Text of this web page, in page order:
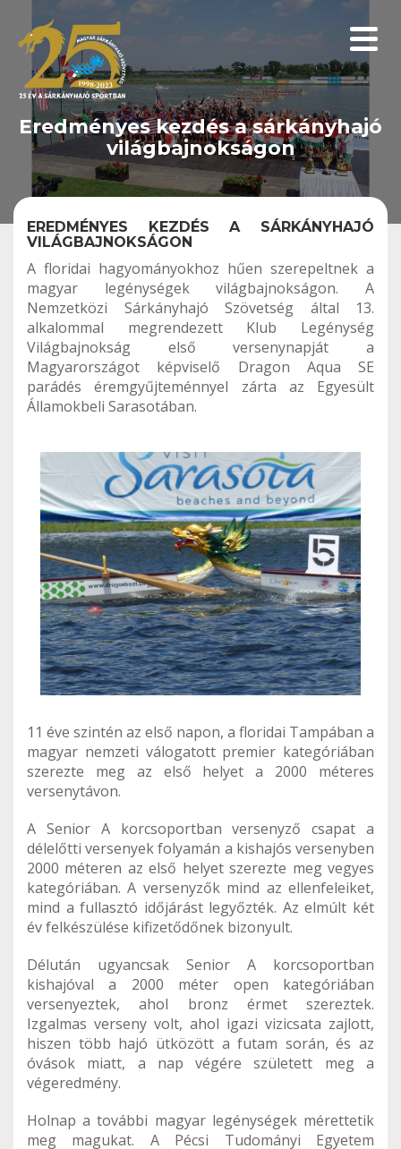
Eredményes kezdés a sárkányhajó
világbajnokságon
EREDMÉNYES KEZDÉS A SÁRKÁNYHAJÓ
VILÁGBAJNOKSÁGON
A floridai hagyományokhoz hűen szerepeltnek a
magyar legénységek világbajnokságon. A
Nemzetközi Sárkányhajó Szövetség által 13.
alkalommal megrendezett Klub Legénység
Világbajnokság első versenynapját a
Magyarországot képviselő Dragon Aqua SE
parádés éremgyűjteménnyel zárta az Egyesült
Államokbeli Sarasotában.
11 éve szintén az első napon, a floridai Tampában a
magyar nemzeti válogatott premier kategóriában
szerezte meg az első helyet a 2000 méteres
versenytávon.
A Senior A korcsoportban versenyző csapat a
délelőtti versenyek folyamán a kishajós versenyben
2000 méteren az első helyet szerezte meg vegyes
kategóriában. A versenyzők mind az ellenfeleiket,
mind a fullasztó időjárást legyőzték. Az elmúlt két
év felkészülése kifizetődőnek bizonyult.
Délután ugyancsak Senior A korcsoportban
kishajóval a 2000 méter open kategóriában
versenyeztek, ahol bronz érmet szereztek.
Izgalmas verseny volt, ahol igazi vizicsata zajlott,
hiszen több hajó ütközött a futam során, és az
óvások miatt, a nap végére született meg a
végeredmény.
Holnap a további magyar legénységek mérettetik
meg magukat. A Pécsi Tudományi Egyetem